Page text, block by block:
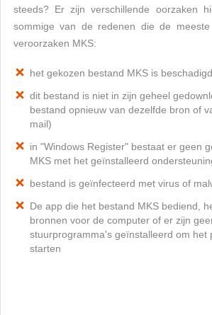
steeds? Er zijn verschillende oorzaken
sommige van de redenen die de meeste
veroorzaken MKS:
het gekozen bestand MKS is beschadigd
dit bestand is niet in zijn geheel
bestand opnieuw van dezelfde bron of
mail)
in "Windows Register" bestaat er geen
MKS met het geïnstalleerd
bestand is geïnfecteerd met virus of
De app die het bestand MKS bediend,
bronnen voor de computer of er zijn
stuurprogramma's geïnstalleerd om het
starten